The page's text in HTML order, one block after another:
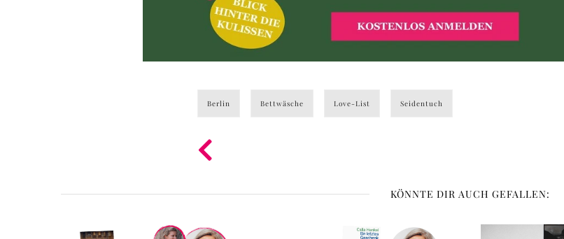
Berlin Bettwäsche Love-List Seidentuch
KÖNNTE DIR AUCH GEFALLEN: